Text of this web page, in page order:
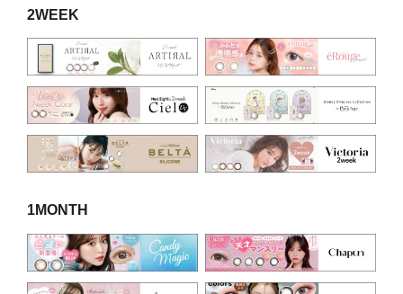
2WEEK
1MONTH